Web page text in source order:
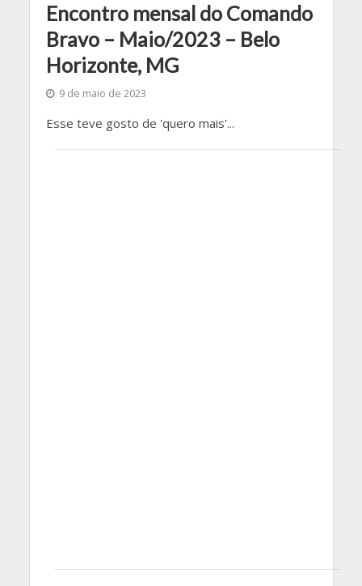
Encontro mensal do Comando
Bravo – Maio/2023 – Belo
Horizonte, MG
9 de maio de 2023
Esse teve gosto de 'quero mais'...